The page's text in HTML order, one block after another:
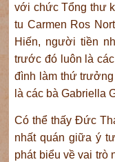
với chức Tổng thư
tu Carmen Ros
Hiến, người tiền
trước đó luôn là
đình làm thứ
là các bà Gabriella
Có thể thấy Đức
nhất quán giữa ý
phát biểu về vai trò